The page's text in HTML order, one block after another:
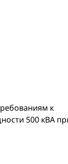
к
500 кВА